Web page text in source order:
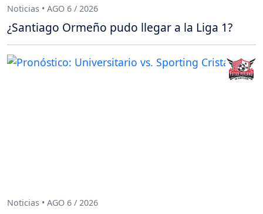
Noticias • AGO 6 / 2026
¿Santiago Ormeño pudo llegar a la Liga 1?
Noticias • AGO 6 / 2026